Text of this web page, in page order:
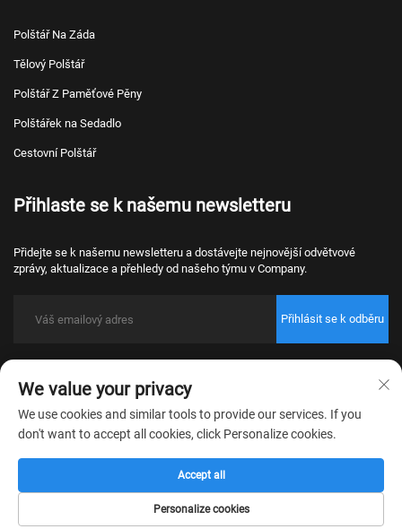
Polštář Na Záda
Tělový Polštář
Polštář Z Paměťové Pěny
Polštářek na Sedadlo
Cestovní Polštář
Přihlaste se k našemu newsletteru
Přidejte se k našemu newsletteru a dostávejte nejnovější odvětvové
zprávy, aktualizace a přehledy od našeho týmu v Company.
Přihlásit se k odběru
práva vyhrazena.
Zásady ochrany osobních údajů
We value your privacy
We use cookies and similar tools to provide our services. If you
don't want to accept all cookies, click Personalize cookies.
Personalize cookies
Accept all